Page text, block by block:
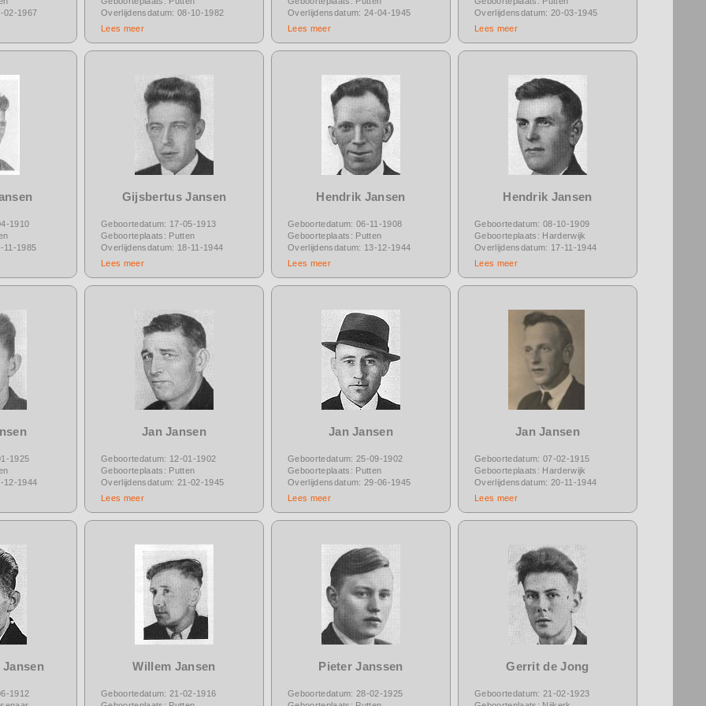
02-1967
Overlijdensdatum: 08-10-1982
Lees meer
Overlijdensdatum: 24-04-1945
Lees meer
Overlijdensdatum: 20-03-1945
Lees meer
1910
11-1985
Gijsbertus Jansen
Geboortedatum: 17-05-1913
Geboorteplaats: Putten
Overlijdensdatum: 18-11-1944
Lees meer
Hendrik Jansen
Geboortedatum: 06-11-1908
Geboorteplaats: Putten
Overlijdensdatum: 13-12-1944
Lees meer
Hendrik Jansen
Geboortedatum: 08-10-1909
Geboorteplaats: Harderwijk
Overlijdensdatum: 17-11-1944
Lees meer
1925
12-1944
Jan Jansen
Geboortedatum: 12-01-1902
Geboorteplaats: Putten
Overlijdensdatum: 21-02-1945
Lees meer
Jan Jansen
Geboortedatum: 25-09-1902
Geboorteplaats: Putten
Overlijdensdatum: 29-06-1945
Lees meer
Jan Jansen
Geboortedatum: 07-02-1915
Geboorteplaats: Harderwijk
Overlijdensdatum: 20-11-1944
Lees meer
1912
Willem Jansen
Geboortedatum: 21-02-1916
Pieter Janssen
Geboortedatum: 28-02-1925
Gerrit de Jong
Geboortedatum: 21-02-1923